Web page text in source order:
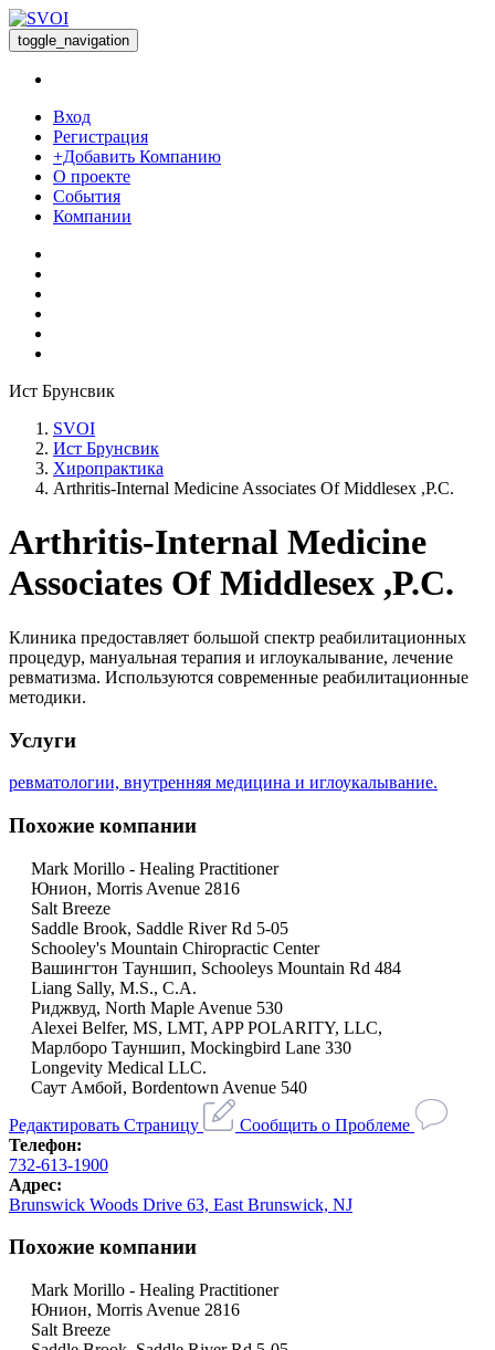
toggle_navigation
Вход
Регистрация
+Добавить Компанию
О проекте
События
Компании
Ист Брунсвик
SVOI
Ист Брунсвик
Хиропрактика
Arthritis-Internal Medicine Associates Of Middlesex ,P.C.
Arthritis-Internal Medicine
Associates Of Middlesex ,P.C.
Клиника предоставляет большой спектр реабилитационных
процедур, мануальная терапия и иглоукалывание, лечение
ревматизма. Используются современные реабилитационные
методики.
Услуги
ревматологии, внутренняя медицина и иглоукалывание.
Похожие компании
Mark Morillo - Healing Practitioner
Юнион, Morris Avenue 2816
Salt Breeze
Saddle Brook, Saddle River Rd 5-05
Schooley's Mountain Chiropractic Center
Вашингтон Тауншип, Schooleys Mountain Rd 484
Liang Sally, M.S., C.A.
Риджвуд, North Maple Avenue 530
Alexei Belfer, MS, LMT, APP POLARITY, LLC,
Марлборо Тауншип, Mockingbird Lane 330
Longevity Medical LLC.
Саут Амбой, Bordentown Avenue 540
Редактировать Страницу
Сообщить о Проблеме
Телефон:
732-613-1900
Адрес:
Brunswick Woods Drive 63, East Brunswick, NJ
Похожие компании
Mark Morillo - Healing Practitioner
Юнион, Morris Avenue 2816
Salt Breeze